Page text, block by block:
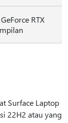
RTX
Surface Laptop
22H2 atau yang